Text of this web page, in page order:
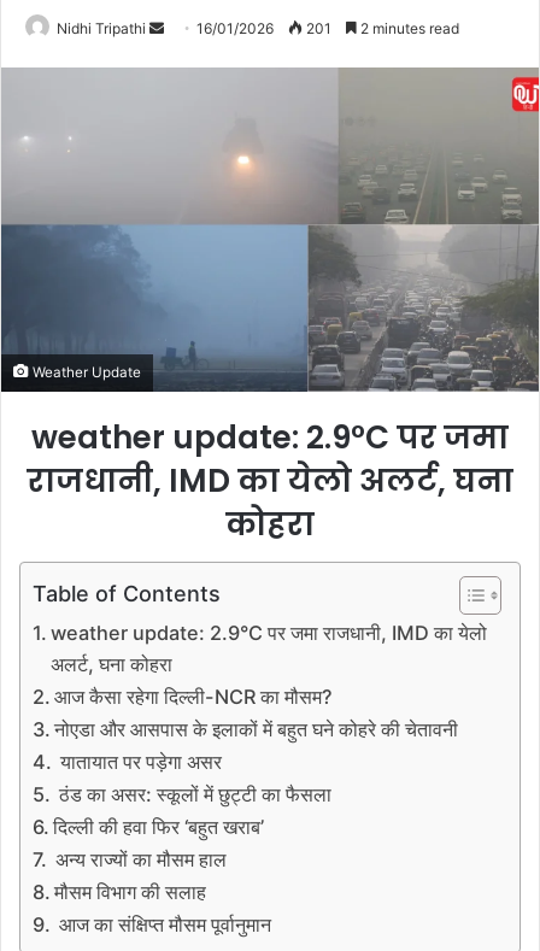
Nidhi Tripathi 16/01/2026 201 2 minutes read
Weather Update
weather update: 2.9°C पर जमा
राजधानी, IMD का येलो अलर्ट, घना
कोहरा
Table of Contents
weather update: 2.9°C पर जमा राजधानी, IMD का येलो
अलर्ट, घना कोहरा
आज कैसा रहेगा दिल्ली-NCR का मौसम?
नोएडा और आसपास के इलाकों में बहुत घने कोहरे की चेतावनी
यातायात पर पड़ेगा असर
ठंड का असर: स्कूलों में छुट्टी का फैसला
दिल्ली की हवा फिर ‘बहुत खराब’
अन्य राज्यों का मौसम हाल
मौसम विभाग की सलाह
आज का संक्षिप्त मौसम पूर्वानुमान